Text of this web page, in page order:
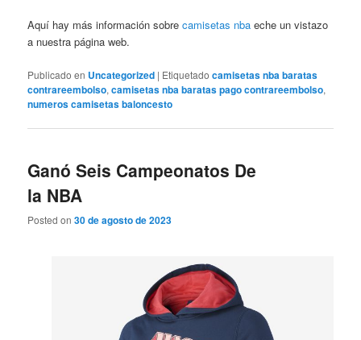
Aquí hay más información sobrecamisetas nba eche un vistazo
a nuestra página web.
Publicado en Uncategorized | Etiquetado camisetas nba baratas
contrareembolso,camisetas nba baratas pago contrareembolso,
numeros camisetas baloncesto
Ganó Seis Campeonatos De
la NBA
Posted on30 de agosto de 2023